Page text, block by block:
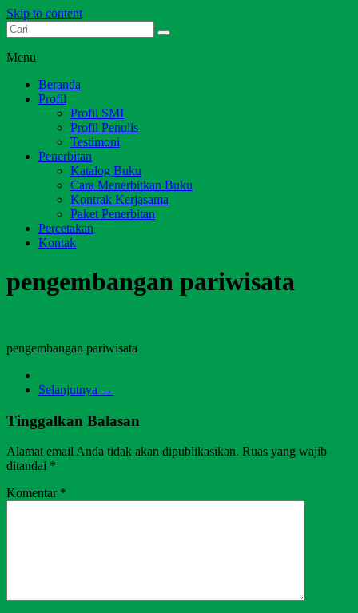
Skip to content
Dari Jambi untuk Indonesia
Menu
Beranda
Profil
Profil SMI
Profil Penulis
Testimoni
Penerbitan
Katalog Buku
Cara Menerbitkan Buku
Kontrak Kerjasama
Paket Penerbitan
Percetakan
Kontak
pengembangan pariwisata
pengembangan pariwisata
Selanjutnya →
Tinggalkan Balasan
Alamat email Anda tidak akan dipublikasikan. Ruas yang wajib
ditandai *
Komentar *